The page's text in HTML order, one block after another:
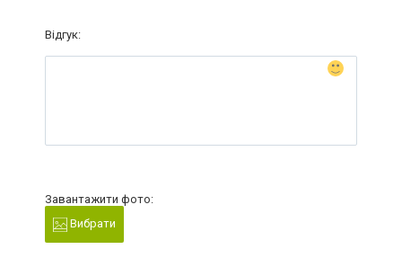
Відгук:
Завантажити фото:
Вибрати